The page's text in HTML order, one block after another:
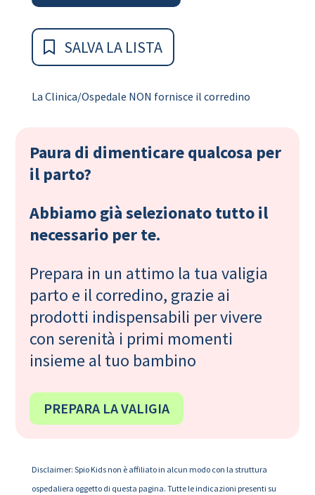
SALVA LA LISTA
La Clinica/Ospedale NON fornisce il corredino
Paura di dimenticare qualcosa per
il parto?
Abbiamo già selezionato tutto il
necessario per te.
Prepara in un attimo la tua valigia
parto e il corredino, grazie ai
prodotti indispensabili per vivere
con serenità i primi momenti
insieme al tuo bambino
PREPARA LA VALIGIA
Disclaimer: Spio Kids non è affiliato in alcun modo con la struttura
ospedaliera oggetto di questa pagina. Tutte le indicazioni presenti su